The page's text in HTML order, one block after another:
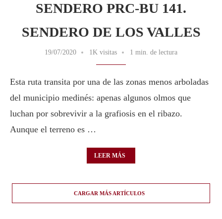
SENDERO PRC-BU 141.
SENDERO DE LOS VALLES
19/07/2020 1K visitas 1 min. de lectura
Esta ruta transita por una de las zonas menos arboladas
del municipio medinés: apenas algunos olmos que
luchan por sobrevivir a la grafiosis en el ribazo.
Aunque el terreno es …
LEER MÁS
CARGAR MÁS ARTÍCULOS